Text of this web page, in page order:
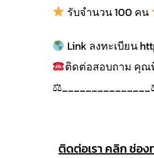
รับจำนวน 100 คน
Link ลงทะเบียน
ติดต่อสอบถาม คุณ
ติดต่อเรา คลิก ช่อง